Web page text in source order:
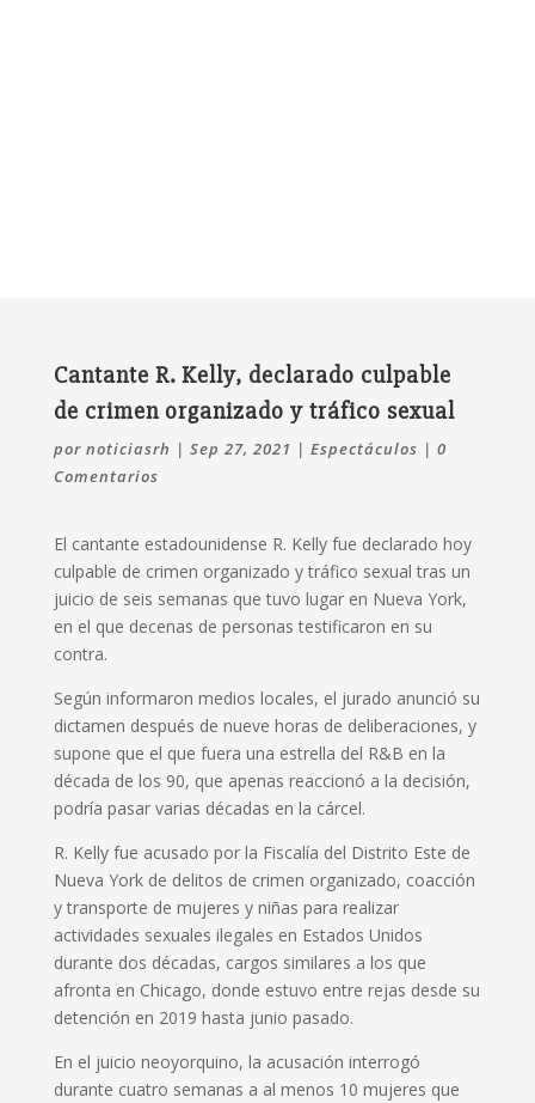
Cantante R. Kelly, declarado culpable
de crimen organizado y tráfico sexual
por noticiasrh | Sep 27, 2021 | Espectáculos | 0
Comentarios
El cantante estadounidense R. Kelly fue declarado hoy
culpable de crimen organizado y tráfico sexual tras un
juicio de seis semanas que tuvo lugar en Nueva York,
en el que decenas de personas testificaron en su
contra.
Según informaron medios locales, el jurado anunció su
dictamen después de nueve horas de deliberaciones, y
supone que el que fuera una estrella del R&B en la
década de los 90, que apenas reaccionó a la decisión,
podría pasar varias décadas en la cárcel.
R. Kelly fue acusado por la Fiscalía del Distrito Este de
Nueva York de delitos de crimen organizado, coacción
y transporte de mujeres y niñas para realizar
actividades sexuales ilegales en Estados Unidos
durante dos décadas, cargos similares a los que
afronta en Chicago, donde estuvo entre rejas desde su
detención en 2019 hasta junio pasado.
En el juicio neoyorquino, la acusación interrogó
durante cuatro semanas a al menos 10 mujeres que